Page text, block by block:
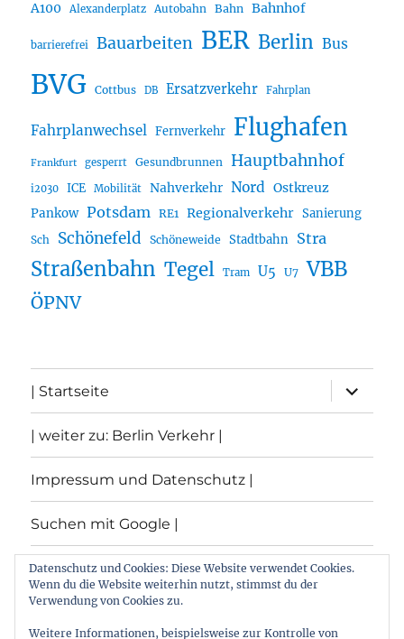
A100 Alexanderplatz Autobahn Bahn Bahnhof
barrierefrei Bauarbeiten BER Berlin Bus
BVG Cottbus DB Ersatzverkehr Fahrplan
Fahrplanwechsel Fernverkehr Flughafen
Frankfurt gesperrt Gesundbrunnen Hauptbahnhof
i2030 ICE Mobilität Nahverkehr Nord Ostkreuz
Pankow Potsdam RE1 Regionalverkehr Sanierung
Sch Schönefeld Schöneweide Stadtbahn Stra
Straßenbahn Tegel Tram U5 U7 VBB
ÖPNV
| Startseite
öffnen
| weiter zu: Berlin Verkehr |
Impressum und Datenschutz |
Suchen mit Google |
Themen
Datenschutz und Cookies: Diese Website verwendet Cookies.
Wenn du die Website weiterhin nutzt, stimmst du der
Verwendung von Cookies zu.
Weitere Informationen, beispielsweise zur Kontrolle von